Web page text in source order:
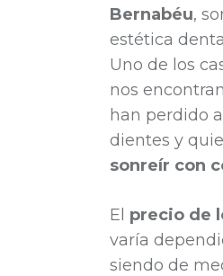
Bernabéu,
estética
Uno de los
nos
han perdido
dientes y
sonreír con
El precio de
varía
siendo de